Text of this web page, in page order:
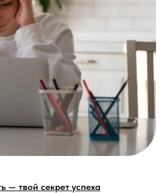
— твой секрет успеха